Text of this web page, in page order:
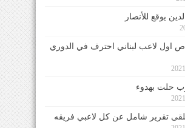
يوقع للأنصار
اول لاعب لبناني احترف في الدوري
حلت بهدوء
تقرير شامل عن كل لاعبي فريقه